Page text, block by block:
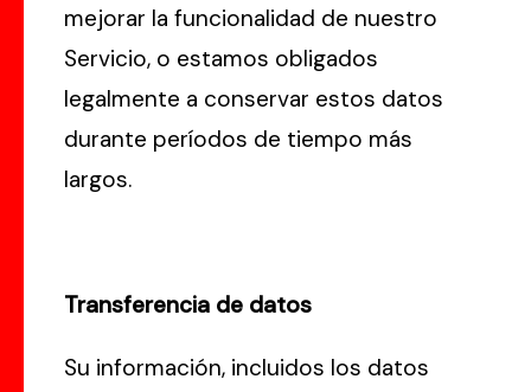
mejorar la funcionalidad de nuestro
Servicio, o estamos obligados
legalmente a conservar estos datos
durante períodos de tiempo más
largos.
Transferencia de datos
Su información, incluidos los datos